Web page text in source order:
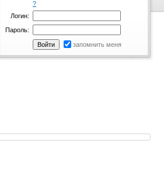
?
Логин:
Пароль:
запомнить меня